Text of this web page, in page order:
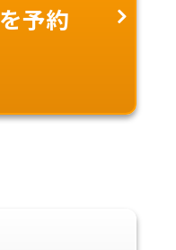
を予約